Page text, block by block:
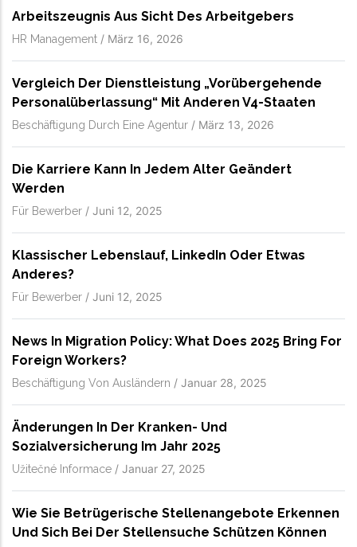
Arbeitszeugnis Aus Sicht Des Arbeitgebers
HR Management / März 16, 2026
Vergleich Der Dienstleistung „vorübergehende
Personalüberlassung“ Mit Anderen V4-Staaten
Beschäftigung Durch Eine Agentur / März 13, 2026
Die Karriere Kann In Jedem Alter Geändert
Werden
Für Bewerber / Juni 12, 2025
Klassischer Lebenslauf, LinkedIn Oder Etwas
Anderes?
Für Bewerber / Juni 12, 2025
News In Migration Policy: What Does 2025 Bring For
Foreign Workers?
Beschäftigung Von Ausländern / Januar 28, 2025
Änderungen In Der Kranken- Und
Sozialversicherung Im Jahr 2025
Užitečné Informace / Januar 27, 2025
Wie Sie Betrügerische Stellenangebote Erkennen
Und Sich Bei Der Stellensuche Schützen Können